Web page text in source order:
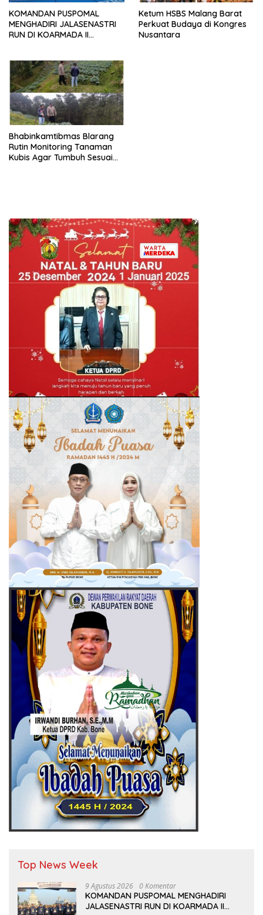
KOMANDAN PUSPOMAL
MENGHADIRI JALASENASTRI
RUN DI KOARMADA II
Ketum HSBS Malang Barat
Perkuat Budaya di Kongres
Nusantara
Bhabinkamtibmas Blarang
Rutin Monitoring Tanaman
Kubis Agar Tumbuh Sesuai
Top News Week
9 Agustus 2026 0 Komentar
KOMANDAN PUSPOMAL MENGHADIRI
JALASENASTRI RUN DI KOARMADA II